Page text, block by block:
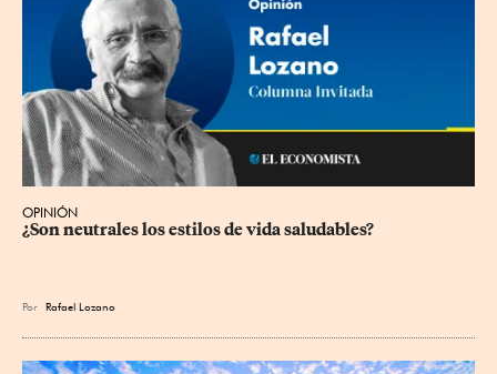
OPINIÓN
¿Son neutrales los estilos de vida saludables?
Por Rafael Lozano